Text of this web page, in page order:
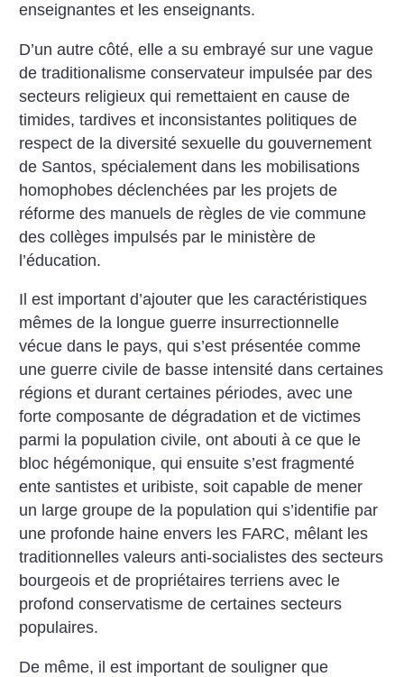
enseignantes et les enseignants.
D’un autre côté, elle a su embrayé sur une vague
de traditionalisme conservateur impulsée par des
secteurs religieux qui remettaient en cause de
timides, tardives et inconsistantes politiques de
respect de la diversité sexuelle du gouvernement
de Santos, spécialement dans les mobilisations
homophobes déclenchées par les projets de
réforme des manuels de règles de vie commune
des collèges impulsés par le ministère de
l’éducation.
Il est important d’ajouter que les caractéristiques
mêmes de la longue guerre insurrectionnelle
vécue dans le pays, qui s’est présentée comme
une guerre civile de basse intensité dans certaines
régions et durant certaines périodes, avec une
forte composante de dégradation et de victimes
parmi la population civile, ont abouti à ce que le
bloc hégémonique, qui ensuite s’est fragmenté
ente santistes et uribiste, soit capable de mener
un large groupe de la population qui s’identifie par
une profonde haine envers les FARC, mêlant les
traditionnelles valeurs anti-socialistes des secteurs
bourgeois et de propriétaires terriens avec le
profond conservatisme de certaines secteurs
populaires.
De même, il est important de souligner que